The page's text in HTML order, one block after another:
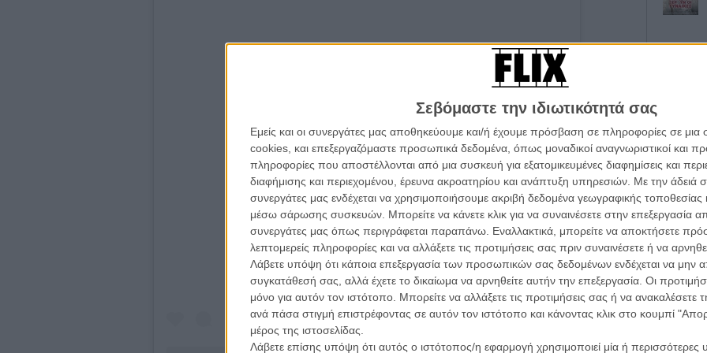
Σεβόμαστε την ιδιωτικότητά σας
Εμείς και οι συνεργάτες μας αποθηκεύουμε και/ή έχουμε πρόσβαση σε πληροφορίες σε
cookies, και επεξεργαζόμαστε προσωπικά δεδομένα, όπως μοναδικοί αναγνωριστικοί και
πληροφορίες που αποστέλλονται από μια συσκευή για εξατομικευμένες διαφημίσεις και
διαφήμισης και περιεχομένου, έρευνα ακροατηρίου και ανάπτυξη υπηρεσιών. Με την άδειά
συνεργάτες μας ενδέχεται να χρησιμοποιήσουμε ακριβή δεδομένα γεωγραφικής τοποθεσίας
μέσω σάρωσης συσκευών. Μπορείτε να κάνετε κλικ για να συναινέσετε στην επεξεργασία
συνεργάτες μας όπως περιγράφεται παραπάνω. Εναλλακτικά, μπορείτε να αποκτήσετε
λεπτομερείς πληροφορίες και να αλλάξετε τις προτιμήσεις σας πριν συναινέσετε ή να
Λάβετε υπόψη ότι κάποια επεξεργασία των προσωπικών σας δεδομένων ενδέχεται να μην
συγκατάθεσή σας, αλλά έχετε το δικαίωμα να αρνηθείτε αυτήν την επεξεργασία. Οι
μόνο για αυτόν τον ιστότοπο. Μπορείτε να αλλάξετε τις προτιμήσεις σας ή να ανακαλέσετε
ανά πάσα στιγμή επιστρέφοντας σε αυτόν τον ιστότοπο και κάνοντας κλικ στο κουμπί
μέρος της ιστοσελίδας.
Λάβετε επίσης υπόψη ότι αυτός ο ιστότοπος/η εφαρμογή χρησιμοποιεί μία ή περισσότερες
View this post on Instagram
Οι
Μια Θέση
A Place
Τζορτζ
Οδύσσεια
The
Ψηλά
Tacones
Πέδρο
Ο